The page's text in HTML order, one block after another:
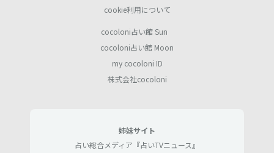
cookie利用について
cocoloni占い館 Sun
cocoloni占い館 Moon
my cocoloni ID
株式会社cocoloni
姉妹サイト
占い総合メディア『占いTVニュース』